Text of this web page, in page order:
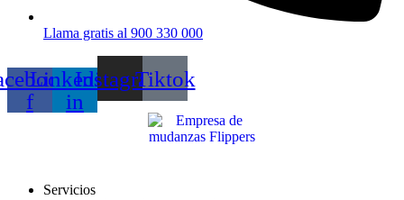
Llama gratis al 900 330 000
f
Linkedin-
in
InstagramTiktok
Servicios